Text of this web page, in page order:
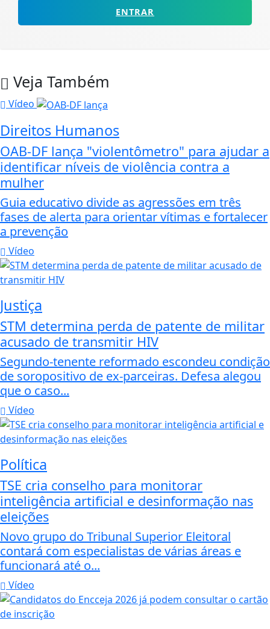
ENTRAR
Veja Também
Vídeo
Direitos Humanos
OAB-DF lança "violentômetro" para ajudar a
identificar níveis de violência contra a
mulher
Guia educativo divide as agressões em três
fases de alerta para orientar vítimas e fortalecer
a prevenção
Vídeo
Justiça
STM determina perda de patente de militar
acusado de transmitir HIV
Segundo-tenente reformado escondeu condição
de soropositivo de ex-parceiras. Defesa alegou
que o caso...
Vídeo
Política
TSE cria conselho para monitorar
inteligência artificial e desinformação nas
eleições
Novo grupo do Tribunal Superior Eleitoral
contará com especialistas de várias áreas e
funcionará até o...
Vídeo